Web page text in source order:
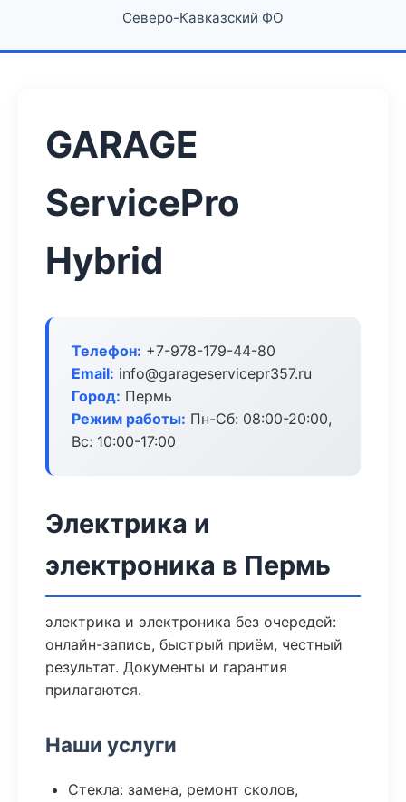
Северо-Кавказский ФО
GARAGE
ServicePro
Hybrid
Телефон: +7-978-179-44-80
Email: info@garageservicepr357.ru
Город: Пермь
Режим работы: Пн-Сб: 08:00-20:00,
Вс: 10:00-17:00
Электрика и
электроника в Пермь
электрика и электроника без очередей:
онлайн-запись, быстрый приём, честный
результат. Документы и гарантия
прилагаются.
Наши услуги
Стекла: замена, ремонт сколов,